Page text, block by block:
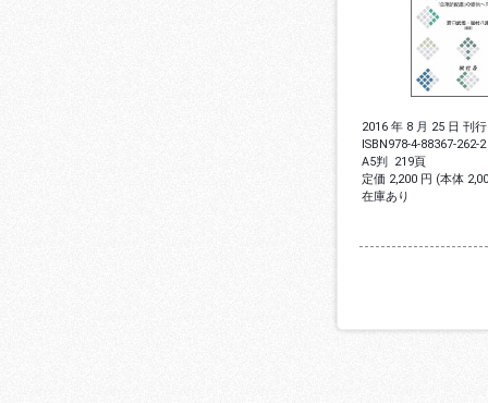
2016 年 8 月 25 日 刊行
ISBN978-4-88367-262-2
A5判 219頁
定価 2,200 円 (本体
在庫あり